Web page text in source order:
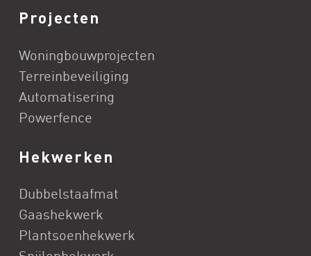
Projecten
Woningbouwprojecten
Terreinbeveiliging
Automatisering
Powerfence
Hekwerken
Dubbelstaafmat
Gaashekwerk
Plantsoenhekwerk